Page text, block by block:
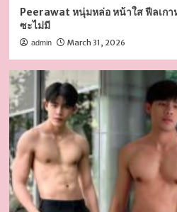
Peerawat หนุ่มหล่อ หน้าใส ฟีลเกา
ซะไม่มี
admin March 31, 2026